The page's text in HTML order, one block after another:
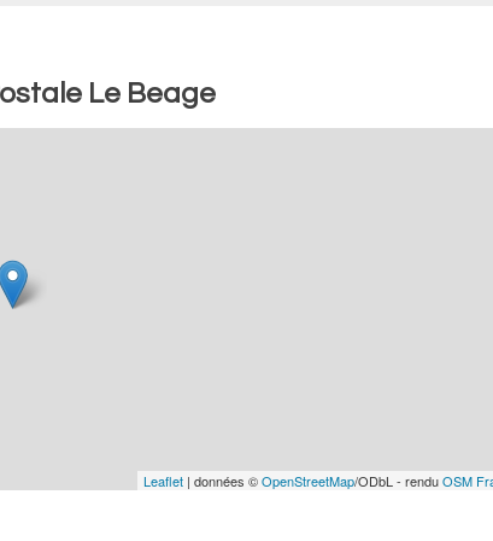
Le Beage
Leaflet | données ©OpenStreetMap/ODbL - renduOSM